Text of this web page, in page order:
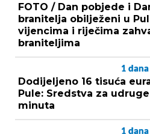
FOTO / Dan pobjede i
branitelja obilježeni u
vijencima i riječima
braniteljima
1 dana
Dodijeljeno 16 tisuća
Pule: Sredstva za
minuta
1 dana